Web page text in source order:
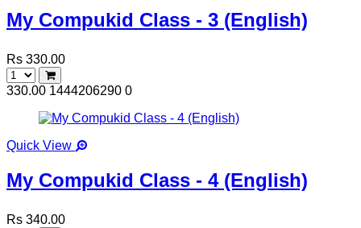
My Compukid Class - 3 (English)
Rs 330.00
330.00 1444206290 0
Quick View
My Compukid Class - 4 (English)
Rs 340.00